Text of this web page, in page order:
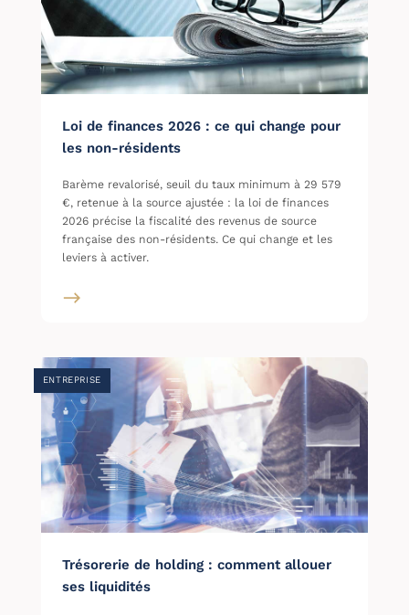
Loi de finances 2026 : ce qui change pour
les non-résidents
Barème revalorisé, seuil du taux minimum à 29 579
€, retenue à la source ajustée : la loi de finances
2026 précise la fiscalité des revenus de source
française des non-résidents. Ce qui change et les
leviers à activer.
ENTREPRISE
Trésorerie de holding : comment allouer
ses liquidités